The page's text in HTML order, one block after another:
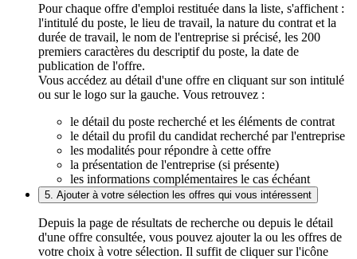
Pour chaque offre d'emploi restituée dans la liste, s'affichent :
l'intitulé du poste, le lieu de travail, la nature du contrat et la
durée de travail, le nom de l'entreprise si précisé, les 200
premiers caractères du descriptif du poste, la date de
publication de l'offre.
Vous accédez au détail d'une offre en cliquant sur son intitulé
ou sur le logo sur la gauche. Vous retrouvez :
le détail du poste recherché et les éléments de contrat
le détail du profil du candidat recherché par l'entreprise
les modalités pour répondre à cette offre
la présentation de l'entreprise (si présente)
les informations complémentaires le cas échéant
5. Ajouter à votre sélection les offres qui vous intéressent
Depuis la page de résultats de recherche ou depuis le détail
d'une offre consultée, vous pouvez ajouter la ou les offres de
votre choix à votre sélection. Il suffit de cliquer sur l'icône